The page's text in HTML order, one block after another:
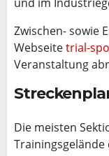
Zwischen- sowie
Webseitetrial-
Veranstaltung
Die meisten
Trainingsgelände